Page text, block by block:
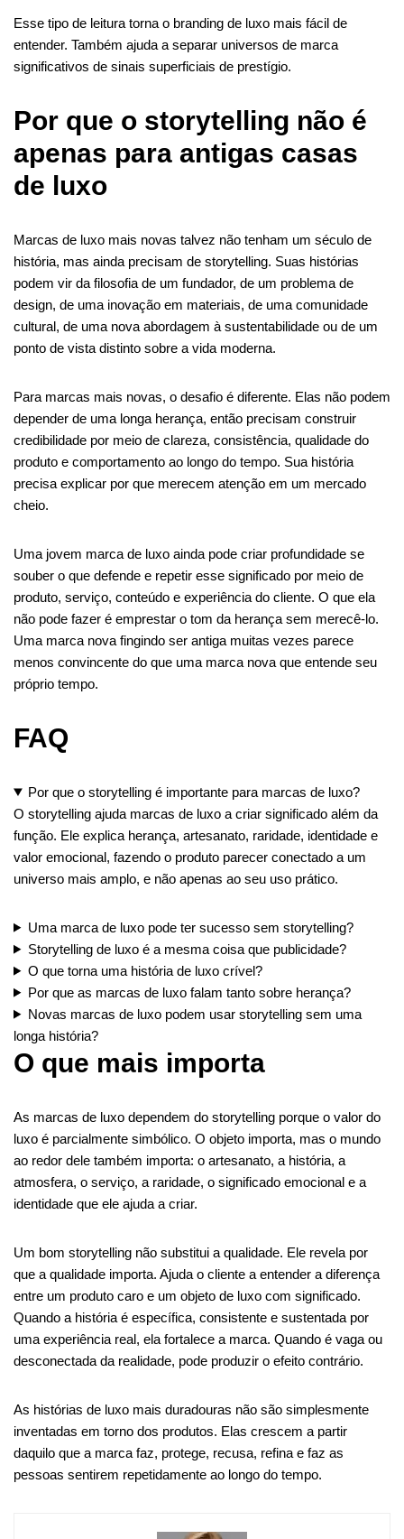
Esse tipo de leitura torna o branding de luxo mais fácil de
entender. Também ajuda a separar universos de marca
significativos de sinais superficiais de prestígio.
Por que o storytelling não é
apenas para antigas casas
de luxo
Marcas de luxo mais novas talvez não tenham um século de
história, mas ainda precisam de storytelling. Suas histórias
podem vir da filosofia de um fundador, de um problema de
design, de uma inovação em materiais, de uma comunidade
cultural, de uma nova abordagem à sustentabilidade ou de um
ponto de vista distinto sobre a vida moderna.
Para marcas mais novas, o desafio é diferente. Elas não podem
depender de uma longa herança, então precisam construir
credibilidade por meio de clareza, consistência, qualidade do
produto e comportamento ao longo do tempo. Sua história
precisa explicar por que merecem atenção em um mercado
cheio.
Uma jovem marca de luxo ainda pode criar profundidade se
souber o que defende e repetir esse significado por meio de
produto, serviço, conteúdo e experiência do cliente. O que ela
não pode fazer é emprestar o tom da herança sem merecê-lo.
Uma marca nova fingindo ser antiga muitas vezes parece
menos convincente do que uma marca nova que entende seu
próprio tempo.
FAQ
Por que o storytelling é importante para marcas de luxo?
O storytelling ajuda marcas de luxo a criar significado além da
função. Ele explica herança, artesanato, raridade, identidade e
valor emocional, fazendo o produto parecer conectado a um
universo mais amplo, e não apenas ao seu uso prático.
Uma marca de luxo pode ter sucesso sem storytelling?
Storytelling de luxo é a mesma coisa que publicidade?
O que torna uma história de luxo crível?
Por que as marcas de luxo falam tanto sobre herança?
Novas marcas de luxo podem usar storytelling sem uma
longa história?
O que mais importa
As marcas de luxo dependem do storytelling porque o valor do
luxo é parcialmente simbólico. O objeto importa, mas o mundo
ao redor dele também importa: o artesanato, a história, a
atmosfera, o serviço, a raridade, o significado emocional e a
identidade que ele ajuda a criar.
Um bom storytelling não substitui a qualidade. Ele revela por
que a qualidade importa. Ajuda o cliente a entender a diferença
entre um produto caro e um objeto de luxo com significado.
Quando a história é específica, consistente e sustentada por
uma experiência real, ela fortalece a marca. Quando é vaga ou
desconectada da realidade, pode produzir o efeito contrário.
As histórias de luxo mais duradouras não são simplesmente
inventadas em torno dos produtos. Elas crescem a partir
daquilo que a marca faz, protege, recusa, refina e faz as
pessoas sentirem repetidamente ao longo do tempo.